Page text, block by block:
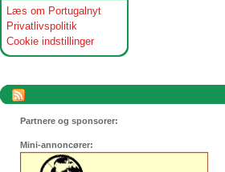
Læs om Portugalnyt
Privatlivspolitik
Cookie indstillinger
Partnere og sponsorer:
Mini-annoncører: